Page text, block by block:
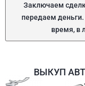
Заключаем
передаем
время, в
ВЫКУП